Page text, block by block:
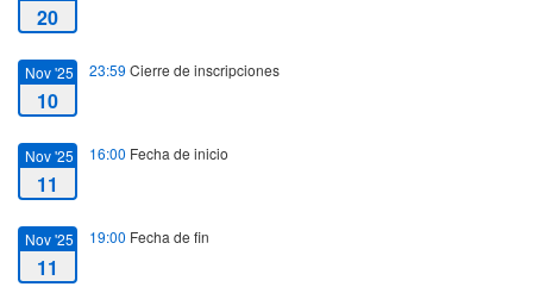
20
Nov '25
10
23:59 Cierre de inscripciones
Nov '25
11
16:00 Fecha de inicio
Nov '25
11
19:00 Fecha de fin